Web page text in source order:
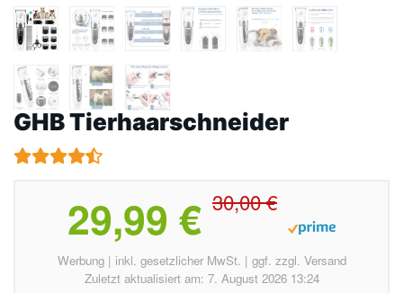
GHB Tierhaarschneider
29,99 € 30,00 €
Werbung | inkl. gesetzlicher MwSt. | ggf. zzgl. Versand
Zuletzt aktualisiert am: 7. August 2026 13:24